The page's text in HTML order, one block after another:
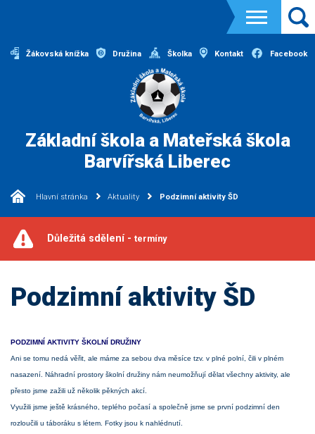
Žákovská knížka Družina Školka Kontakt Facebook
Základní škola a Mateřská škola
Barvířská Liberec
Hlavní stránka Aktuality Podzimní aktivity ŠD
Důležitá sdělení - termíny
Podzimní aktivity ŠD
PODZIMNÍ AKTIVITY ŠKOLNÍ DRUŽINY
Ani se tomu nedá věřit, ale máme za sebou dva měsíce tzv. v plné polní, čili v plném
nasazení. Náhradní prostory školní družiny nám neumožňují dělat všechny aktivity, ale
přesto jsme zažili už několik pěkných akcí.
Využili jsme ještě krásného, teplého počasí a společně jsme se první podzimní den
rozloučili u táboráku s létem. Fotky jsou k nahlédnutí.